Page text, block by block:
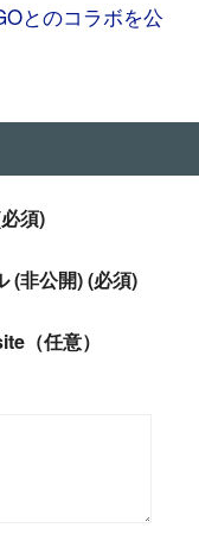
とのコラボを公
須)
(非公開) (必須)
（任意）